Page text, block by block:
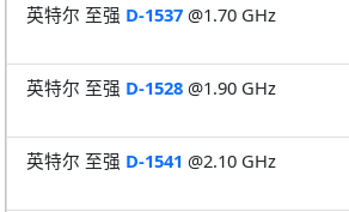
英特尔 至强 D-1537 @1.70 GHz
英特尔 至强 D-1528 @1.90 GHz
英特尔 至强 D-1541 @2.10 GHz